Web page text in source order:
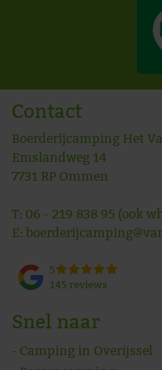
Contact
Boerderijcamping Het
Emslandweg 14
7731 RP Ommen
T: 06 - 219 838 95 (ook
E:
5
145 reviews
Snel naar
Camping in Overijssel